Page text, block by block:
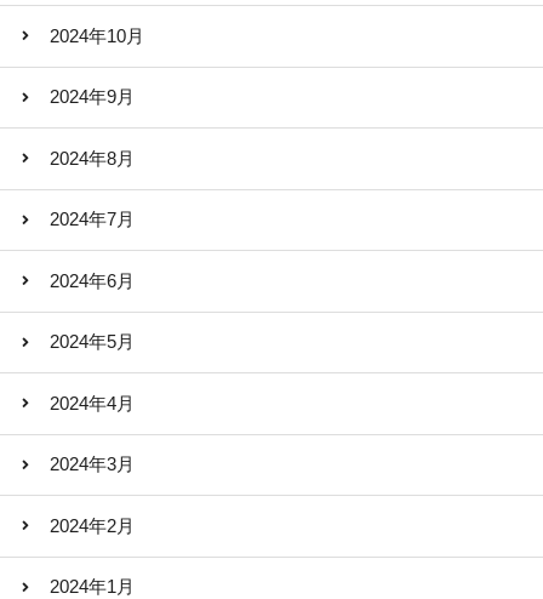
2024年10月
2024年9月
2024年8月
2024年7月
2024年6月
2024年5月
2024年4月
2024年3月
2024年2月
2024年1月